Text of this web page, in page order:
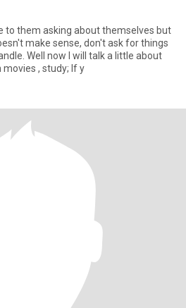
to them asking about themselves but
make sense, don't ask for things
Well now I will talk a little about
, study; If y